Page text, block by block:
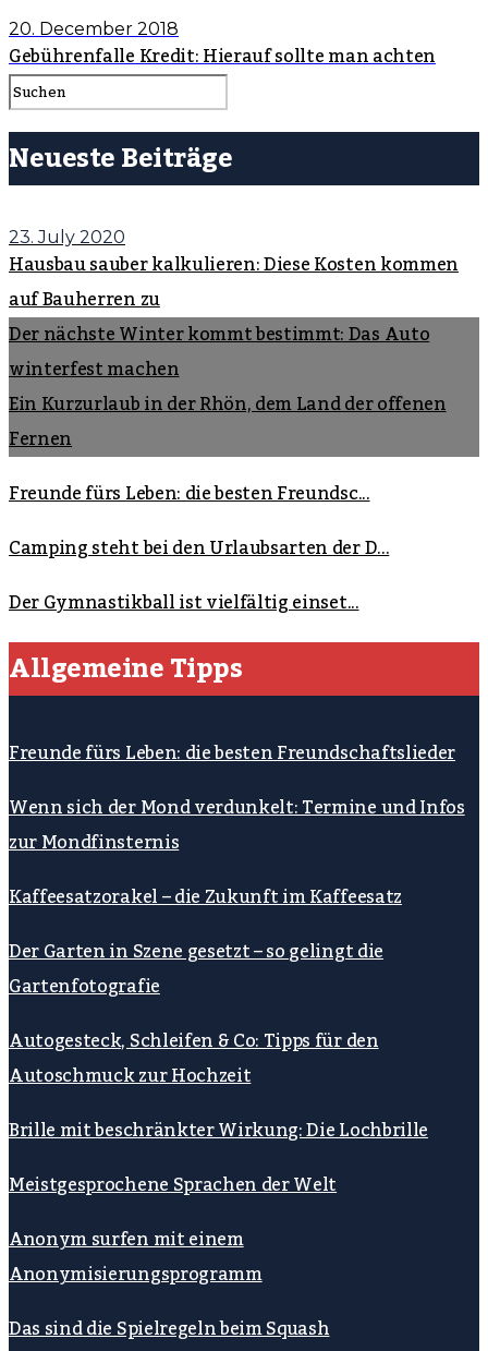
20. December 2018
Gebührenfalle Kredit: Hierauf sollte man achten
Neueste Beiträge
23. July 2020
Hausbau sauber kalkulieren: Diese Kosten kommen
auf Bauherren zu
Der nächste Winter kommt bestimmt: Das Auto
winterfest machen
Ein Kurzurlaub in der Rhön, dem Land der offenen
Fernen
Freunde fürs Leben: die besten Freundsc...
Camping steht bei den Urlaubsarten der D...
Der Gymnastikball ist vielfältig einset...
Allgemeine Tipps
Freunde fürs Leben: die besten Freundschaftslieder
Wenn sich der Mond verdunkelt: Termine und Infos
zur Mondfinsternis
Kaffeesatzorakel – die Zukunft im Kaffeesatz
Der Garten in Szene gesetzt – so gelingt die
Gartenfotografie
Autogesteck, Schleifen & Co: Tipps für den
Autoschmuck zur Hochzeit
Brille mit beschränkter Wirkung: Die Lochbrille
Meistgesprochene Sprachen der Welt
Anonym surfen mit einem
Anonymisierungsprogramm
Das sind die Spielregeln beim Squash